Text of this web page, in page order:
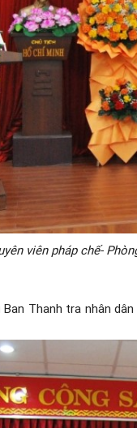
viên pháp chế-
Thanh tra nhân